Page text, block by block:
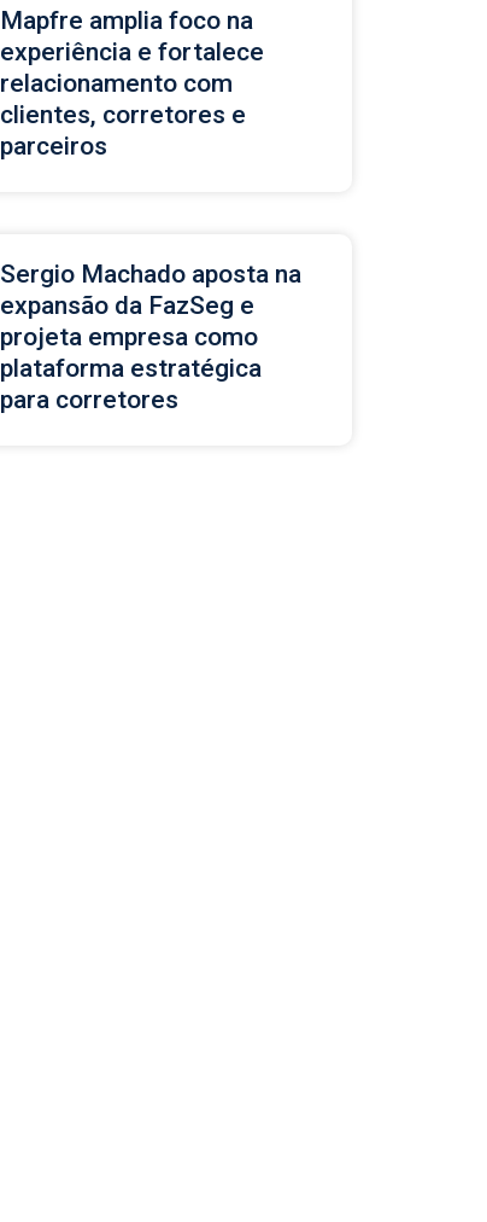
Mapfre amplia foco na
experiência e fortalece
relacionamento com
clientes, corretores e
parceiros
Sergio Machado aposta na
expansão da FazSeg e
projeta empresa como
plataforma estratégica
para corretores